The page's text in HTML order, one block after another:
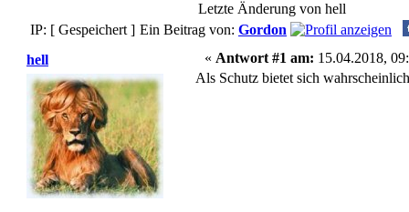
Letzte Änderung von hell
IP: [ Gespeichert ] Ein Beitrag von: Gordon
hell
« Antwort #1 am: 15.04.2018,
Als Schutz bietet sich